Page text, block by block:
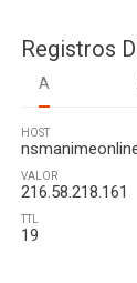
Registros
A
HOST
VALOR
216.58.218.161
TTL
19